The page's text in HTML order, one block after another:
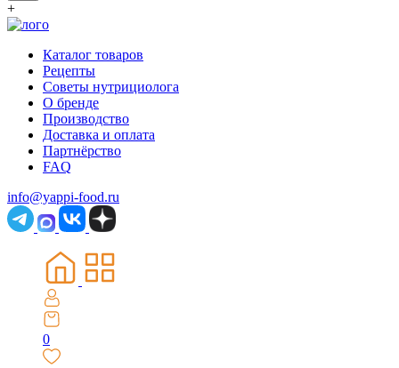
+
Каталог товаров
Рецепты
Советы нутрициолога
О бренде
Производство
Доставка и оплата
Партнёрство
FAQ
info@yappi-food.ru
0